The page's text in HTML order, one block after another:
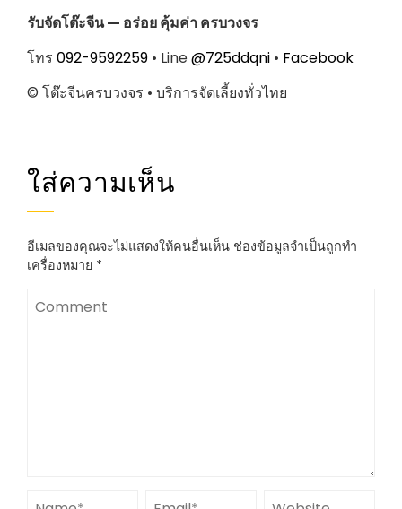
รับจัดโต๊ะจีน — อร่อย คุ้มค่า ครบวงจร
โทร 092-9592259 • Line@725ddqni • Facebook
© โต๊ะจีนครบวงจร • บริการจัดเลี้ยงทั่วไทย
ใส่ความเห็น
อีเมลของคุณจะไม่แสดงให้คนอื่นเห็น ช่องข้อมูลจำเป็นถูกทำ
เครื่องหมาย *